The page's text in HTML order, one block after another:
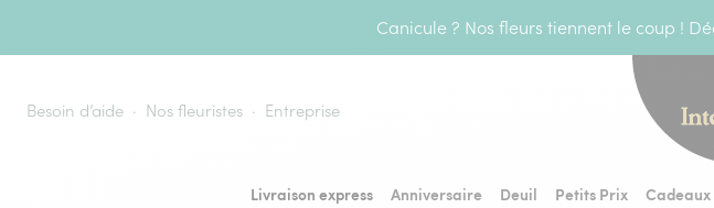
Canicule ? Nos fleurs tiennent le coup !
Besoin d’aide Nos fleuristes Entreprise
Livraison express Anniversaire Deuil Petits Prix Cadeaux